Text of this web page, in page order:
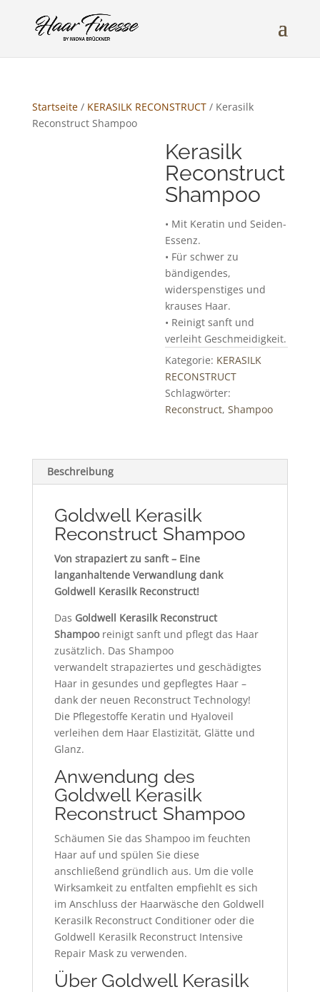
Startseite/ KERASILK RECONSTRUCT/ Kerasilk
Reconstruct Shampoo
Kerasilk
Reconstruct
Shampoo
• Mit Keratin und Seiden-
Essenz.
• Für schwer zu
bändigendes,
widerspenstiges und
krauses Haar.
• Reinigt sanft und
verleiht Geschmeidigkeit.
Kategorie: KERASILK
RECONSTRUCT
Schlagwörter:
Reconstruct,Shampoo
Beschreibung
Goldwell Kerasilk
Reconstruct Shampoo
Von strapaziert zu sanft – Eine
langanhaltende Verwandlung dank
Goldwell Kerasilk Reconstruct!
Das Goldwell Kerasilk Reconstruct
Shampooreinigt sanft und pflegt das Haar
zusätzlich. Das Shampoo
verwandelt strapaziertes und geschädigtes
Haar in gesundes und gepflegtes Haar –
dank der neuen Reconstruct Technology!
Die Pflegestoffe Keratin und Hyaloveil
verleihen dem Haar Elastizität, Glätte und
Glanz.
Anwendung des
Goldwell Kerasilk
Reconstruct Shampoo
Schäumen Sie das Shampoo im feuchten
Haar auf und spülen Sie diese
anschließend gründlich aus. Um die volle
Wirksamkeit zu entfalten empfiehlt es sich
im Anschluss der Haarwäsche den Goldwell
Kerasilk Reconstruct Conditioner oder die
Goldwell Kerasilk Reconstruct Intensive
Repair Mask zu verwenden.
Über Goldwell Kerasilk